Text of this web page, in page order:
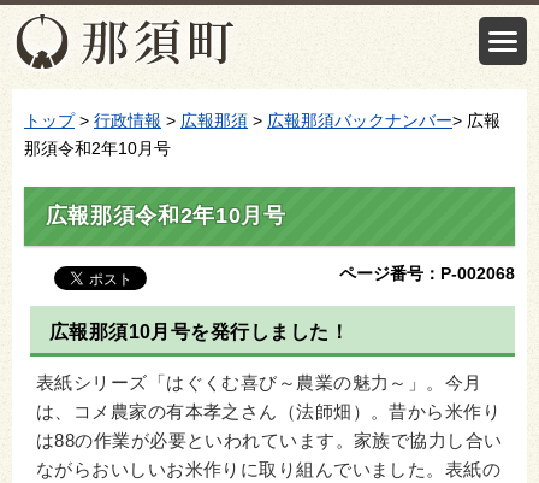
トップ> 行政情報 > 広報那須 > 広報那須バックナンバー> 広報
那須令和2年10月号
広報那須令和2年10月号
ページ番号：P-002068
広報那須10月号を発行しました！
表紙シリーズ「はぐくむ喜び～農業の魅力～」。今月
は、コメ農家の有本孝之さん（法師畑）。昔から米作り
は88の作業が必要といわれています。家族で協力し合い
ながらおいしいお米作りに取り組んでいました。表紙の